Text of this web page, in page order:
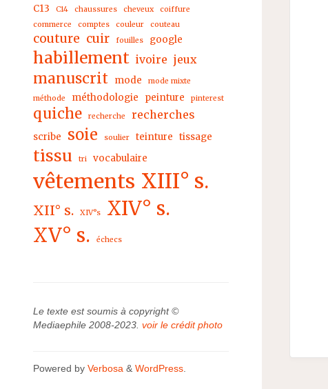
C13 C14 chaussures cheveux
coiffure
commerce
comptes couleur couteau
couture cuir fouilles google
habillement ivoire jeux
manuscrit mode
mode mixte
méthode
méthodologie peinture pinterest
quiche recherche recherches
scribe soie soulier teinture tissage
tissu tri vocabulaire
vêtements XIII° s.
XII° s. XIV°s
XIV° s.
XV° s.
échecs
Le texte est soumis à copyright ©
Mediaephile 2008-2023. voir le crédit photo
Powered by Verbosa & WordPress